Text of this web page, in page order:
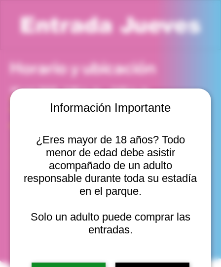
Información Importante
¿Eres mayor de 18 años? Todo
menor de edad debe asistir
acompañado de un adulto
responsable durante toda su estadía
en el parque.
Solo un adulto puede comprar las
entradas.
Entrada Jueves
Horario y ubicación
16 oct 2025, 1:00 p. m. – 2:00 p. m.
Viña del Mar, Cam. Internacional 2440, Viña del Mar,
Valparaíso, Chile
jue, 13 ago, 10:00 a. m.
jue, 13 ago, 11:00 a. m.
jue, 13 ago, 12:00 p. m.
Ver 10
fechas